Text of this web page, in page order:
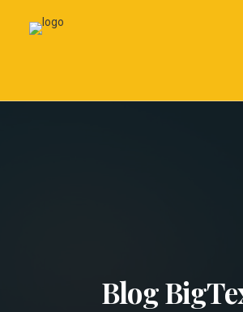
Blog